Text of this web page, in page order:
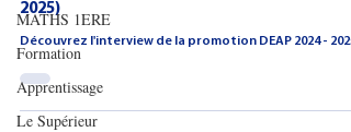
MATHS 1ERE
Formation
Apprentissage
Le Supérieur
2025)
Découvrez l'interview de la promotion DEAP 2024 - 2025